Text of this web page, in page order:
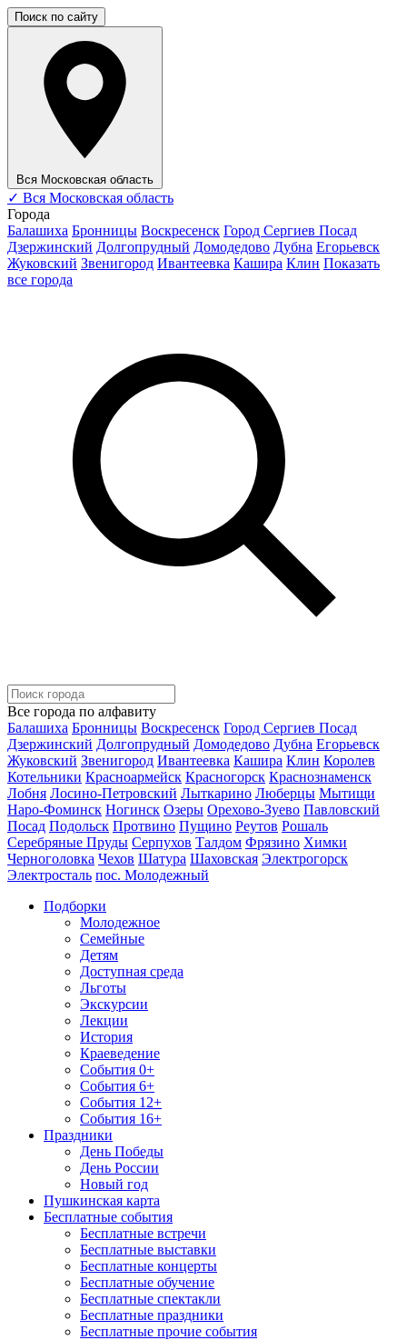
Поиск по сайту
Вся Московская область
✓ Вся Московская область
Города
Балашиха Бронницы Воскресенск Город Сергиев Посад
Дзержинский Долгопрудный Домодедово Дубна Егорьевск
Жуковский Звенигород Ивантеевка Кашира Клин Показать
все города
Все города по алфавиту
Балашиха Бронницы Воскресенск Город Сергиев Посад
Дзержинский Долгопрудный Домодедово Дубна Егорьевск
Жуковский Звенигород Ивантеевка Кашира Клин Королев
Котельники Красноармейск Красногорск Краснознаменск
Лобня Лосино-Петровский Лыткарино Люберцы Мытищи
Наро-Фоминск Ногинск Озеры Орехово-Зуево Павловский
Посад Подольск Протвино Пущино Реутов Рошаль
Серебряные Пруды Серпухов Талдом Фрязино Химки
Черноголовка Чехов Шатура Шаховская Электрогорск
Электросталь пос. Молодежный
Подборки
Молодежное
Семейные
Детям
Доступная среда
Льготы
Экскурсии
Лекции
История
Краеведение
События 0+
События 6+
События 12+
События 16+
Праздники
День Победы
День России
Новый год
Пушкинская карта
Бесплатные события
Бесплатные встречи
Бесплатные выставки
Бесплатные концерты
Бесплатные обучение
Бесплатные спектакли
Бесплатные праздники
Бесплатные прочие события